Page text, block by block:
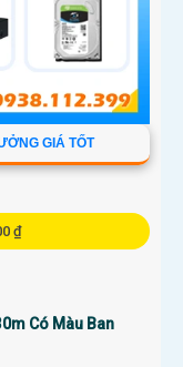
GIÁ TỐT
₫
Có Màu Ban